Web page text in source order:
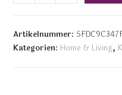
Artikelnummer:
Kategorien: Home & Living,